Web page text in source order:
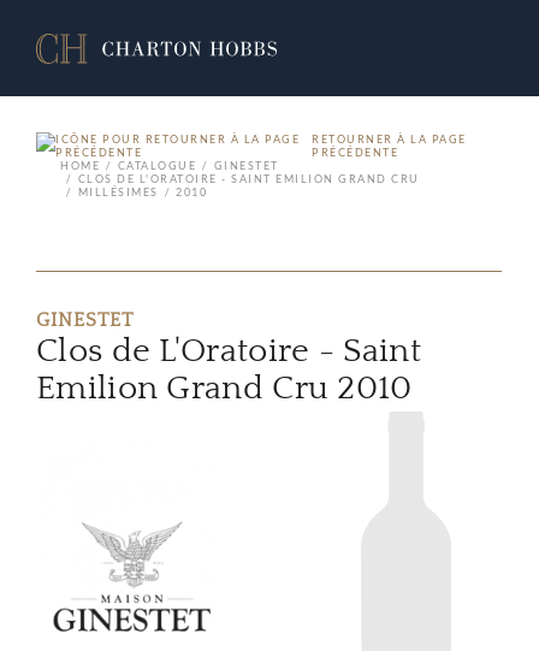
RETOURNER À LA PAGE
PRÉCÉDENTE
HOME
CATALOGUE
GINESTET
CLOS DE L'ORATOIRE - SAINT EMILION GRAND CRU
MILLÉSIMES
2010
GINESTET
Clos de L'Oratoire - Saint
Emilion Grand Cru 2010